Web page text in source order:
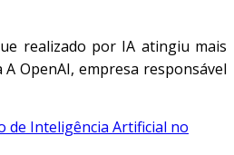
realizado por IA atingiu mais
OpenAI, empresa responsável